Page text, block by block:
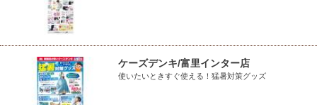
ケーズデンキ/富里インター店
使いたいときすぐ使える！猛暑対策グッズ